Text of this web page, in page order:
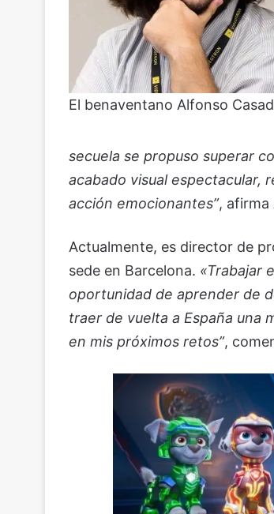
El benaventano Alfonso
secuela se propuso superar
acabado visual espectacular,
acción emocionantes”, afirma
Actualmente, es director de
sede en Barcelona. «Trabajar
oportunidad de aprender de
traer de vuelta a España una
en mis próximos retos”,